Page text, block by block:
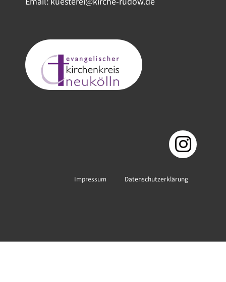
Impressum Datenschutzerklärung